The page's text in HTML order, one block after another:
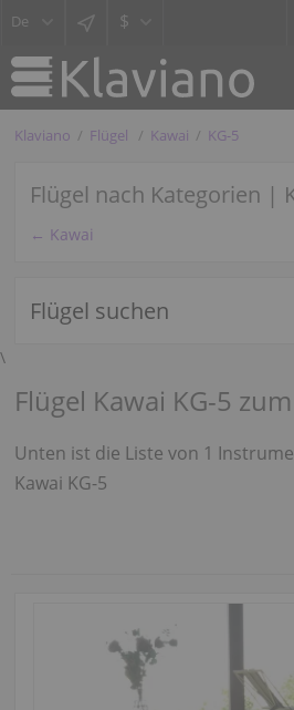
$
Klaviano Flügel Kawai KG-5
Flügel nach Kategorien |
← Kawai
Flügel suchen
\
Flügel Kawai KG-5
Unten ist die Liste von 1
Kawai KG-5